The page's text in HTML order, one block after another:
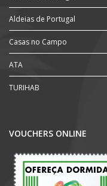
Aldeias de Portugal
Casas no Campo
ATA
TURIHAB
VOUCHERS ONLINE